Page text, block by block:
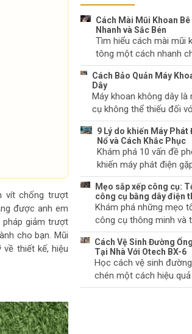
vít chống trượt
được anh em
pháp giảm trượt
cho bạn. Mũi
thiết kế, hiệu
Cách Mài Mũi Khoan
Nhanh và Sắc Bén
Tìm hiểu cách mài mũi
tông một cách nhanh
hiệu quả. Lựa chọn
phù hợp và kỹ thuật mài
đúng cách.
Cách Bảo Quản Máy
Dây
Máy khoan không dây là
cụ không thể thiếu đối
làm tự chọn và các
tìm hiểu cách chăm sóc
không dây của bạn để
suất và ngăn chặn sự
chúng bắt đầu.
9 Lý do khiến Máy Phát
Nổ và Cách Khắc Phục
Khám phá 10 vấn đề
khiến máy phát điện
khởi động và cách
chúng. Tìm hiểu thêm
Mẹo sắp xếp công cụ:
công cụ bằng dây điện
Khám phá những mẹo
công cụ thông minh và
phí với dây điện thừa.
gian làm việc của bạn
gàng và khoa học.
Cách Vệ Sinh Đường
Tại Nhà Với Otech BX-6
Học cách vệ sinh
chén một cách hiệu
kiệm thời gian tại nhà